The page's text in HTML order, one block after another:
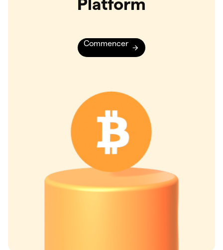
Commencer